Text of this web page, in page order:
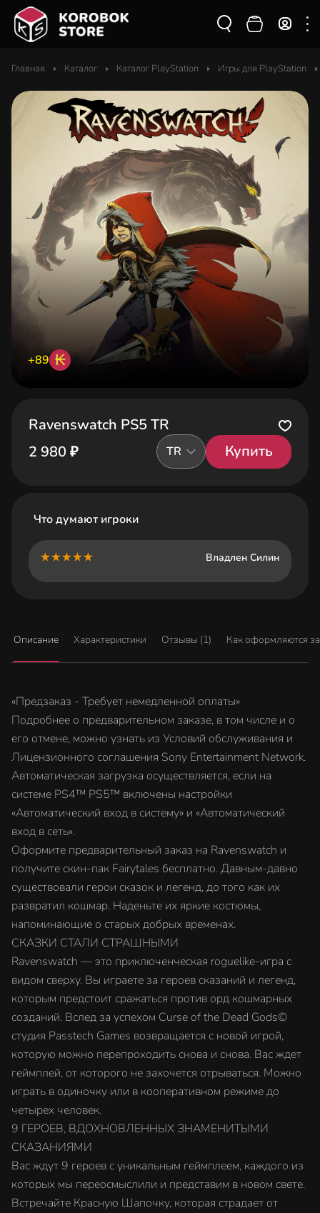
Главная Каталог Каталог PlayStation Игры для PlayStation
+89 ₭
Ravenswatch PS5 TR
2 980 ₽
TR Купить
Что думают игроки
Владлен Силин
Описание Характеристики Отзывы (1) Как оформляются
«Предзаказ - Требует немедленной оплаты»
Подробнее о предварительном заказе, в том числе и о
его отмене, можно узнать из Условий обслуживания и
Лицензионного соглашения Sony Entertainment Network.
Автоматическая загрузка осуществляется, если на
системе PS4™ PS5™ включены настройки
«Автоматический вход в систему» и «Автоматический
вход в сеть».
Оформите предварительный заказ на Ravenswatch и
получите скин-пак Fairytales бесплатно. Давным-давно
существовали герои сказок и легенд, до того как их
развратил кошмар. Наденьте их яркие костюмы,
напоминающие о старых добрых временах.
СКАЗКИ СТАЛИ СТРАШНЫМИ
Ravenswatch — это приключенческая roguelike-игра с
видом сверху. Вы играете за героев сказаний и легенд,
которым предстоит сражаться против орд кошмарных
созданий. Вслед за успехом Curse of the Dead Gods©
студия Passtech Games возвращается с новой игрой,
которую можно перепроходить снова и снова. Вас ждет
геймплей, от которого не захочется отрываться. Можно
играть в одиночку или в кооперативном режиме до
четырех человек.
9 ГЕРОЕВ, ВДОХНОВЛЕННЫХ ЗНАМЕНИТЫМИ
СКАЗАНИЯМИ
Вас ждут 9 героев с уникальным геймплеем, каждого из
которых мы переосмыслили и представим в новом свете.
Встречайте Красную Шапочку, которая страдает от